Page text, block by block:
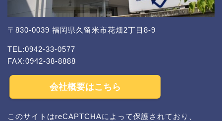
〒830-0039 福岡県久留米市花畑2丁目8-9
TEL:0942-33-0577
FAX:0942-38-8888
会社概要はこちら
このサイトはreCAPTCHAによって保護されており、